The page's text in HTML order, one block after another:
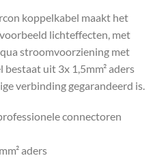
koppelkabel maakt het
lichteffecten, met
stroomvoorziening met
uit 3x 1,5mm² aders
verbinding gegarandeerd is.
connectoren
aders